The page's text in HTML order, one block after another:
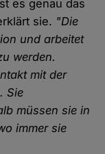
es genau das
sie. "Die
und arbeitet
werden.
mit der
Sie
müssen sie in
immer sie